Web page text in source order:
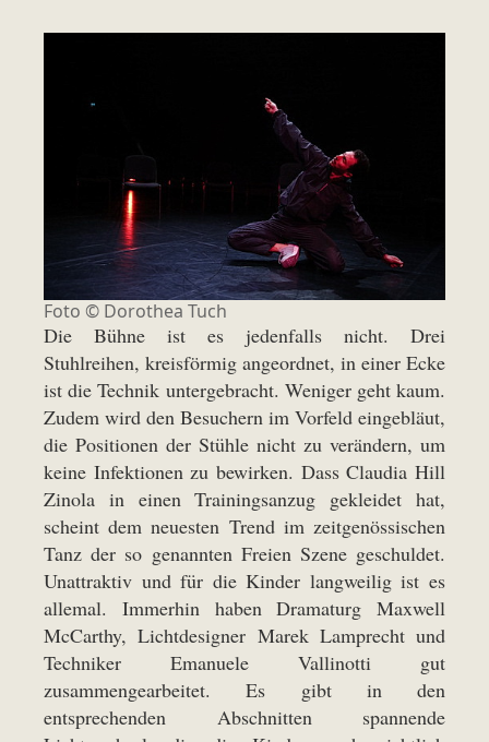
Foto © Dorothea Tuch
Die Bühne ist es jedenfalls nicht. Drei
Stuhlreihen, kreisförmig angeordnet, in einer Ecke
ist die Technik untergebracht. Weniger geht kaum.
Zudem wird den Besuchern im Vorfeld eingebläut,
die Positionen der Stühle nicht zu verändern, um
keine Infektionen zu bewirken. Dass Claudia Hill
Zinola in einen Trainingsanzug gekleidet hat,
scheint dem neuesten Trend im zeitgenössischen
Tanz der so genannten Freien Szene geschuldet.
Unattraktiv und für die Kinder langweilig ist es
allemal. Immerhin haben Dramaturg Maxwell
McCarthy, Lichtdesigner Marek Lamprecht und
Techniker Emanuele Vallinotti gut
zusammengearbeitet. Es gibt in den
entsprechenden Abschnitten spannende